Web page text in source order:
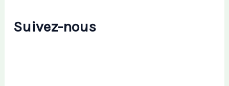
Suivez-nous